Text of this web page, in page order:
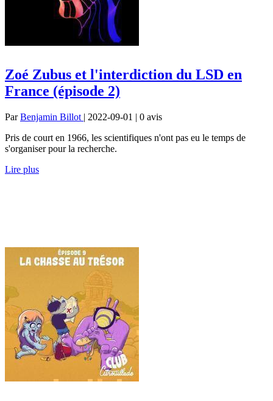
Zoé Zubus et l'interdiction du LSD en
France (épisode 2)
ParBenjamin Billot | 2022-09-01 | 0 avis
Pris de court en 1966, les scientifiques n'ont pas eu le temps de
s'organiser pour la recherche.
Lire plus